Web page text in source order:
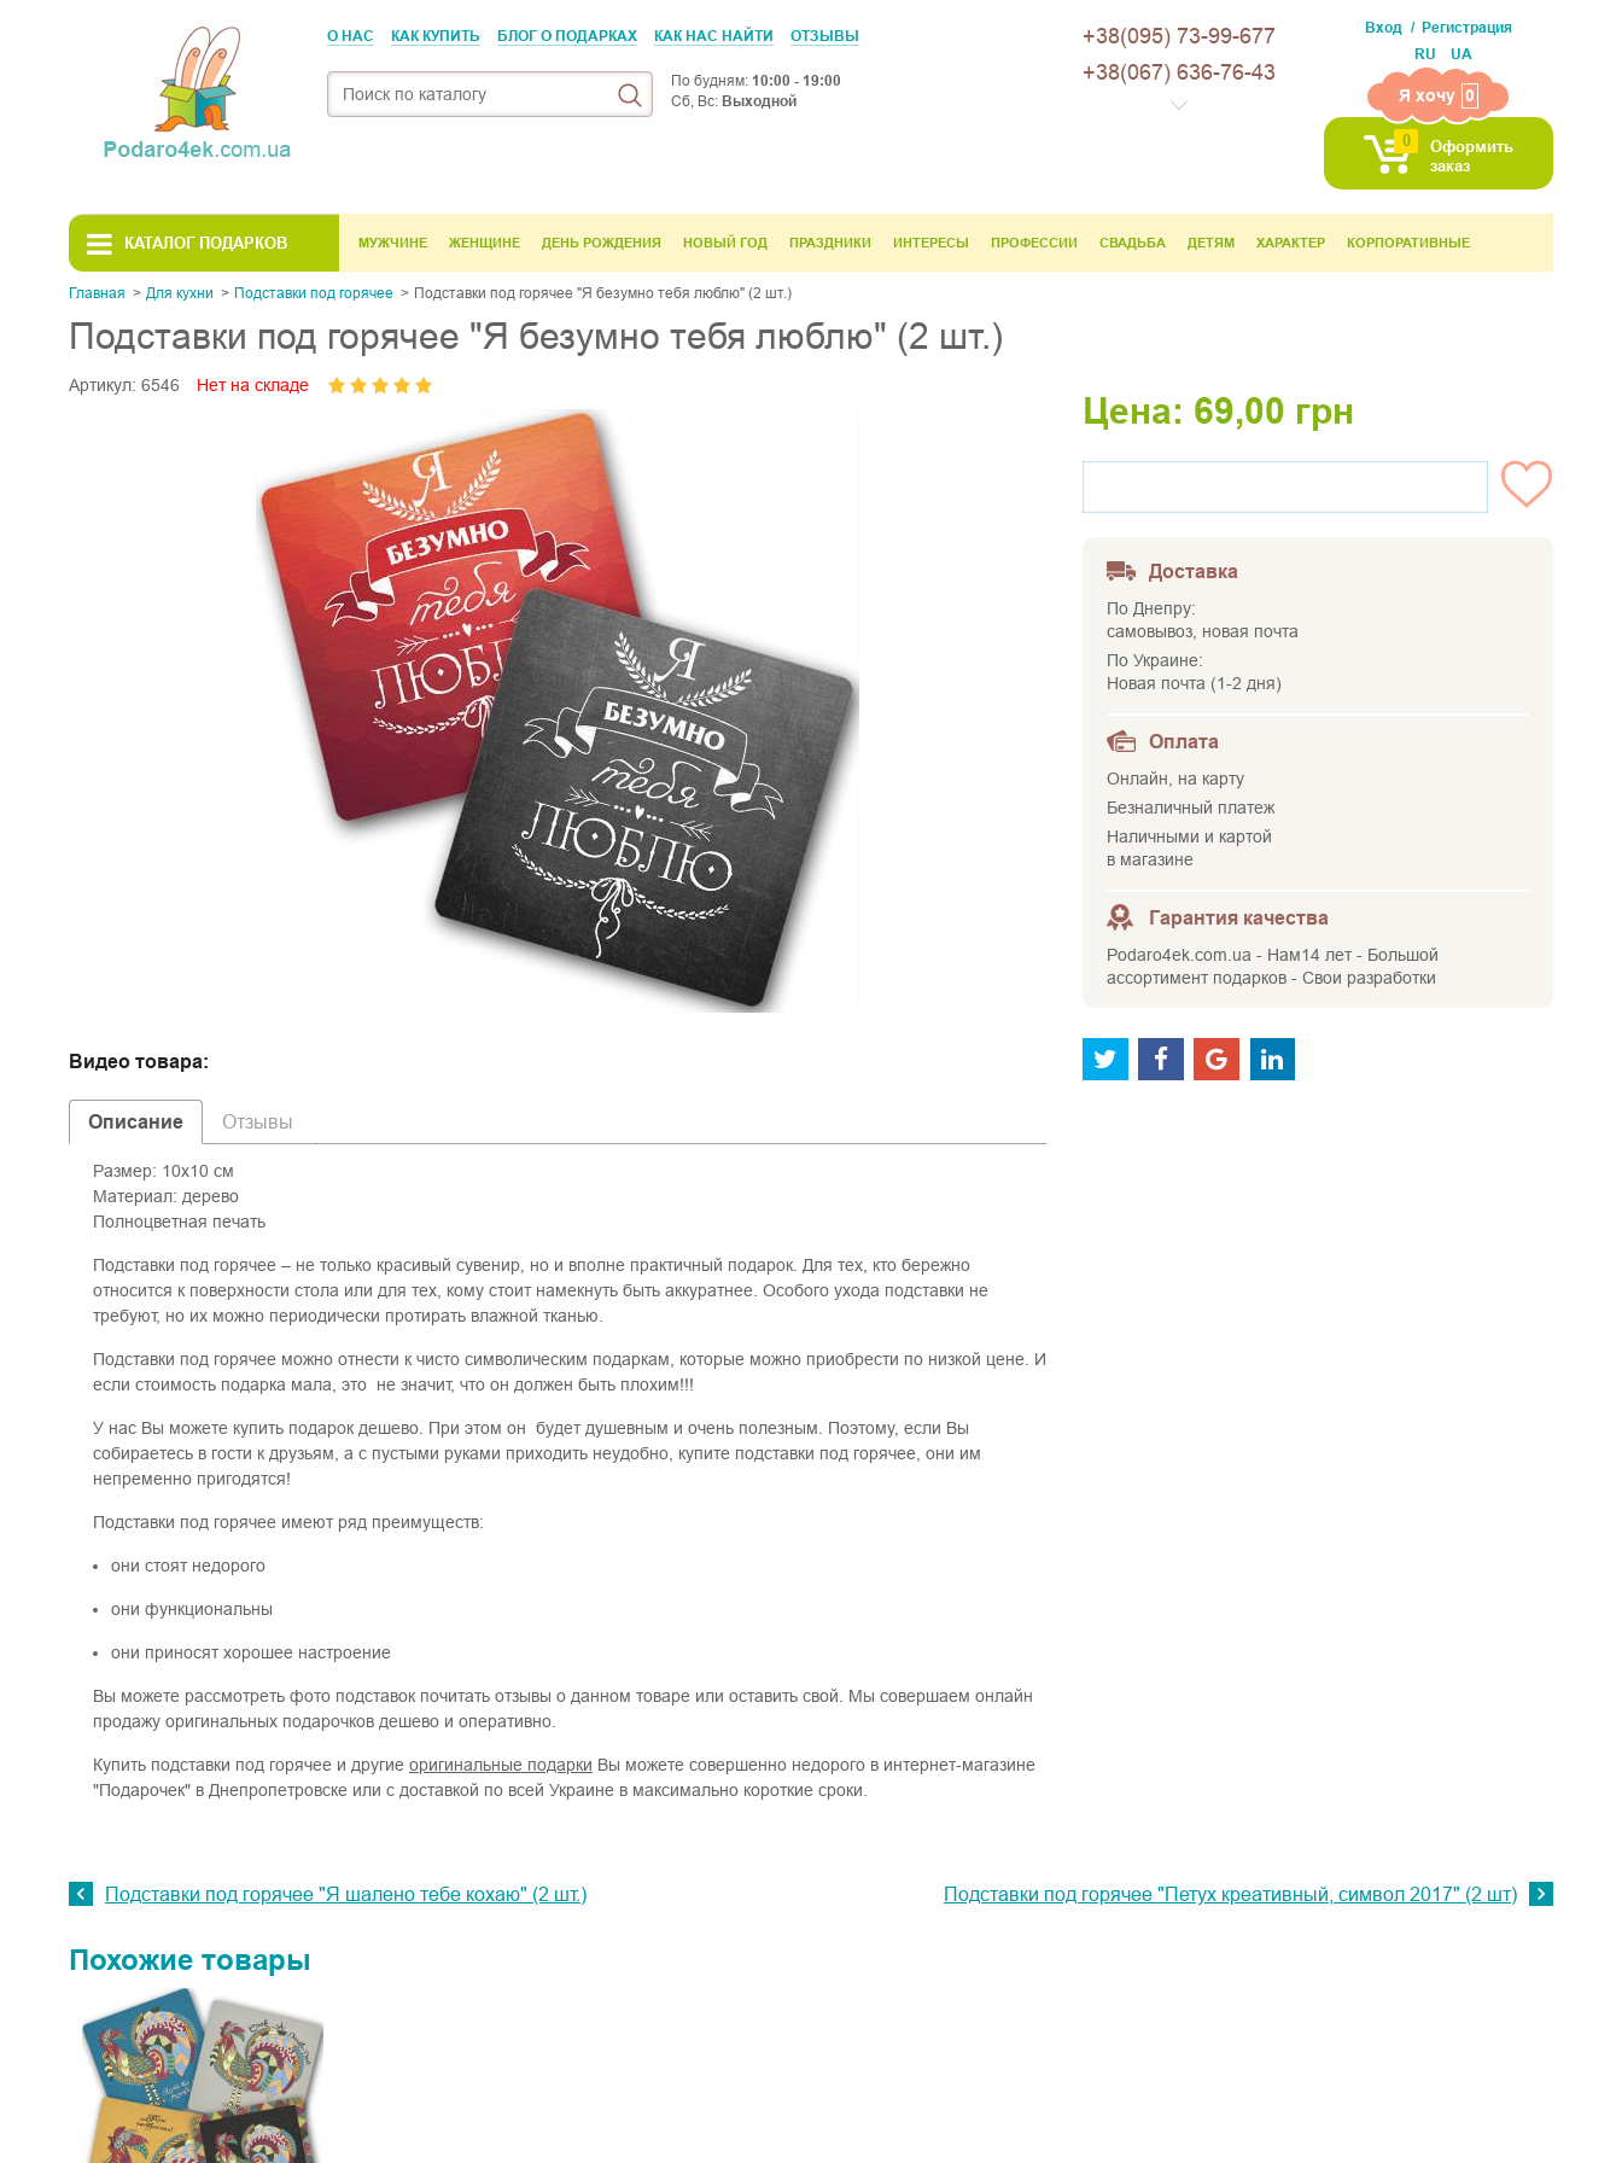
О НАС КАК КУПИТЬ БЛОГ О ПОДАРКАХ КАК НАС НАЙТИ ОТЗЫВЫ
По будням: 10:00 - 19:00
Сб, Вс: Выходной
+38(095) 73-99-677
+38(067) 636-76-43
Вход
Регистрация
RU
UA
Я хочу 0
0
Оформить
заказ
КАТАЛОГ ПОДАРКОВ МУЖЧИНЕ ЖЕНЩИНЕ ДЕНЬ РОЖДЕНИЯ НОВЫЙ ГОД ПРАЗДНИКИ ИНТЕРЕСЫ ПРОФЕССИИ СВАДЬБА ДЕТЯМ ХАРАКТЕР КОРПОРАТИВНЫЕ
Главная Для кухни Подставки под горячее Подставки под горячее "Я безумно тебя люблю" (2 шт.)
Подставки под горячее "Я безумно тебя люблю" (2 шт.)
Артикул: 6546 Нет на складе
Видео товара:
Описание
Размер: 10х10 см
Материал: дерево
Полноцветная печать
Подставки под горячее – не только красивый сувенир, но и вполне практичный подарок. Для тех, кто бережно
относится к поверхности стола или для тех, кому стоит намекнуть быть аккуратнее. Особого ухода подставки не
требуют, но их можно периодически протирать влажной тканью.
Подставки под горячее можно отнести к чисто символическим подаркам, которые можно приобрести по низкой цене. И
если стоимость подарка мала, это не значит, что он должен быть плохим!!!
У нас Вы можете купить подарок дешево. При этом он будет душевным и очень полезным. Поэтому, если Вы
собираетесь в гости к друзьям, а с пустыми руками приходить неудобно, купите подставки под горячее, они им
непременно пригодятся!
Подставки под горячее имеют ряд преимуществ:
они стоят недорого
они функциональны
они приносят хорошее настроение
Вы можете рассмотреть фото подставок почитать отзывы о данном товаре или оставить свой. Мы совершаем онлайн
продажу оригинальных подарочков дешево и оперативно.
Купить подставки под горячее и другие оригинальные подарки Вы можете совершенно недорого в интернет-магазине
"Подарочек" в Днепропетровске или с доставкой по всей Украине в максимально короткие сроки.
Отзывы
Цена: 69,00 грн
Доставка
По Днепру:
самовывоз, новая почта
По Украине:
Новая почта (1-2 дня)
Оплата
Онлайн, на карту
Безналичный платеж
Наличными и картой
в магазине
Гарантия качества
Podaro4ek.com.ua - Нам14 лет - Большой
ассортимент подарков - Свои разработки
Подставки под горячее "Я шалено тебе кохаю" (2 шт.) Подставки под горячее "Петух креативный, символ 2017" (2 шт)
Похожие товары